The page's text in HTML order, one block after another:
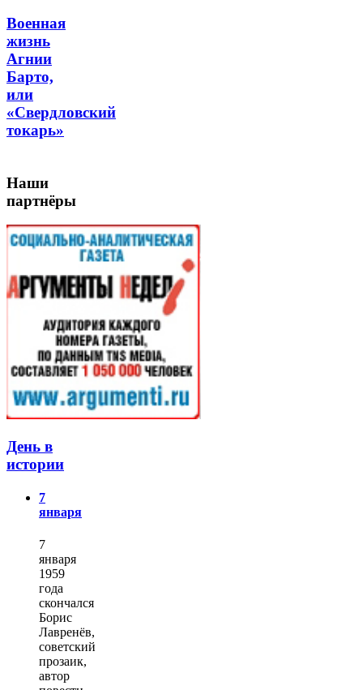
Военная
жизнь
Агнии
Барто,
или
«Свердловский
токарь»
Наши
партнёры
День в
истории
7
января
7
января
1959
года
скончался
Борис
Лавренёв,
советский
прозаик,
автор